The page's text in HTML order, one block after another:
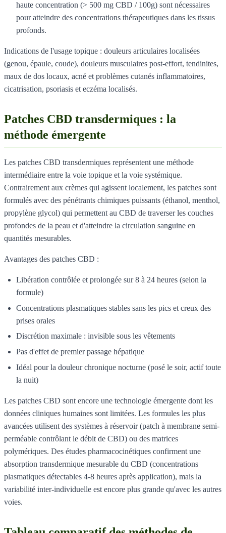
haute concentration (> 500 mg CBD / 100g) sont nécessaires
pour atteindre des concentrations thérapeutiques dans les tissus
profonds.
Indications de l'usage topique : douleurs articulaires localisées
(genou, épaule, coude), douleurs musculaires post-effort, tendinites,
maux de dos locaux, acné et problèmes cutanés inflammatoires,
cicatrisation, psoriasis et eczéma localisés.
Patches CBD transdermiques : la
méthode émergente
Les patches CBD transdermiques représentent une méthode
intermédiaire entre la voie topique et la voie systémique.
Contrairement aux crèmes qui agissent localement, les patches sont
formulés avec des pénétrants chimiques puissants (éthanol, menthol,
propylène glycol) qui permettent au CBD de traverser les couches
profondes de la peau et d'atteindre la circulation sanguine en
quantités mesurables.
Avantages des patches CBD :
Libération contrôlée et prolongée sur 8 à 24 heures (selon la
formule)
Concentrations plasmatiques stables sans les pics et creux des
prises orales
Discrétion maximale : invisible sous les vêtements
Pas d'effet de premier passage hépatique
Idéal pour la douleur chronique nocturne (posé le soir, actif toute
la nuit)
Les patches CBD sont encore une technologie émergente dont les
données cliniques humaines sont limitées. Les formules les plus
avancées utilisent des systèmes à réservoir (patch à membrane semi-
perméable contrôlant le débit de CBD) ou des matrices
polymériques. Des études pharmacocinétiques confirment une
absorption transdermique mesurable du CBD (concentrations
plasmatiques détectables 4-8 heures après application), mais la
variabilité inter-individuelle est encore plus grande qu'avec les autres
voies.